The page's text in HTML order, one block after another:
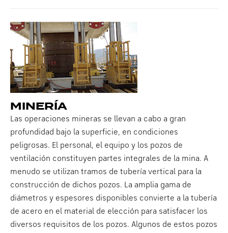
MINERÍA
Las operaciones mineras se llevan a cabo a gran
profundidad bajo la superficie, en condiciones
peligrosas. El personal, el equipo y los pozos de
ventilación constituyen partes integrales de la mina. A
menudo se utilizan tramos de tubería vertical para la
construcción de dichos pozos. La amplia gama de
diámetros y espesores disponibles convierte a la tubería
de acero en el material de elección para satisfacer los
diversos requisitos de los pozos. Algunos de estos pozos